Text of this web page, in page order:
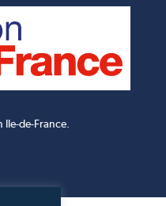
de-France.